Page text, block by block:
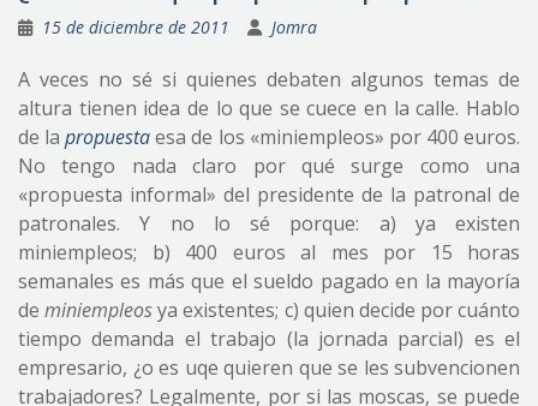
15 de diciembre de 2011 Jomra
A veces no sé si quienes debaten algunos temas de
altura tienen idea de lo que se cuece en la calle. Hablo
de lapropuestaesa de los «miniempleos» por 400 euros.
No tengo nada claro por qué surge como una
«propuesta informal» del presidente de la patronal de
patronales. Y no lo sé porque: a) ya existen
miniempleos; b) 400 euros al mes por 15 horas
semanales es más que el sueldo pagado en la mayoría
deminiempleosya existentes; c) quien decide por cuánto
tiempo demanda el trabajo (la jornada parcial) es el
empresario, ¿o es uqe quieren que se les subvencionen
trabajadores? Legalmente, por si las moscas, se puede